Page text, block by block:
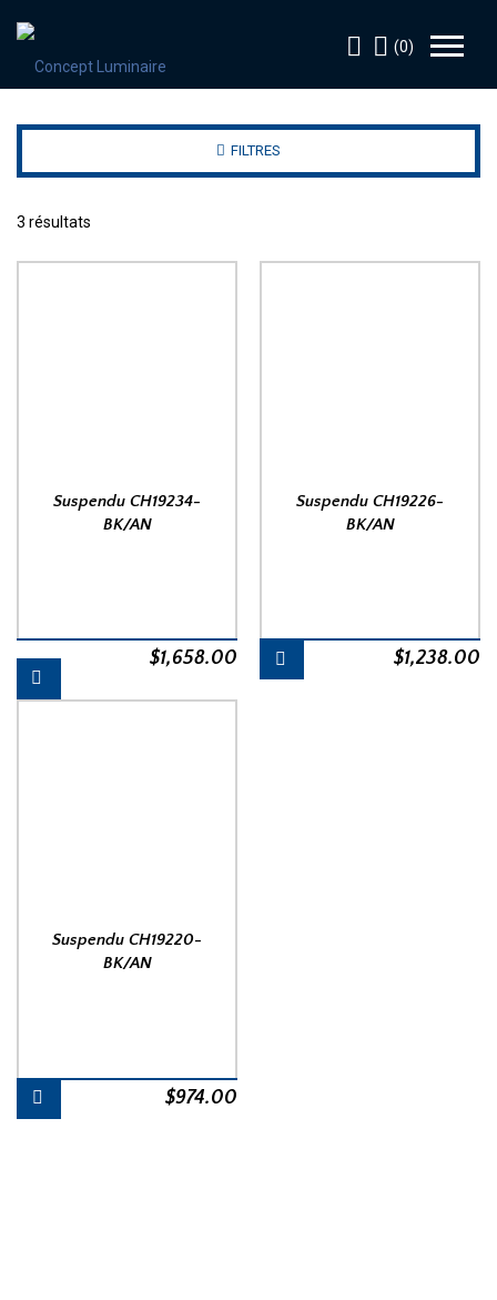
(0)
FILTRES
3 résultats
Suspendu CH19234-
BK/AN
$1,658.00
Suspendu CH19226-
BK/AN
$1,238.00
Suspendu CH19220-
BK/AN
$974.00